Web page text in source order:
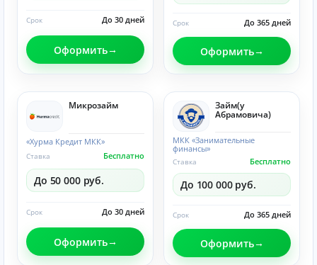
До 30 дней
Срок
Оформить
До 365 дней
Срок
Оформить
Микрозайм
«Хурма Кредит МКК»
Бесплатно
Ставка
До 50 000 руб.
До 30 дней
Срок
Оформить
Займ(у
Абрамовича)
МКК «Занимательные
финансы»
Бесплатно
Ставка
До 100 000 руб.
До 365 дней
Срок
Оформить